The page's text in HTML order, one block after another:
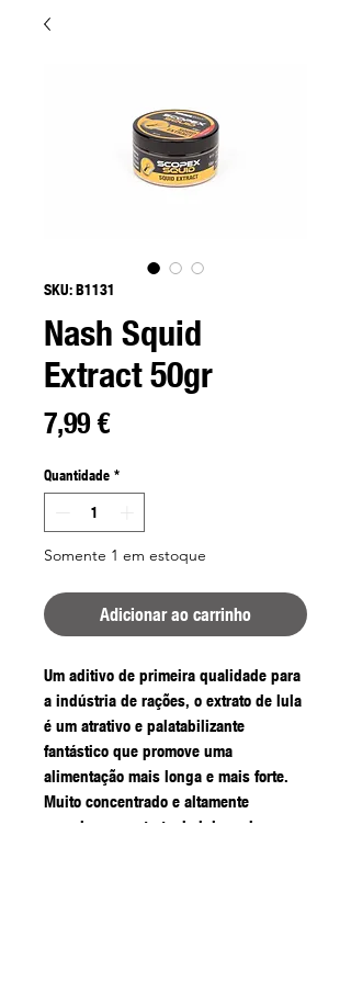
SKU: B1131
Nash Squid
Extract 50gr
7,99 €Preço
Quantidade *
Somente 1 em estoque
Adicionar ao carrinho
Um aditivo de primeira qualidade para
a indústria de rações, o extrato de lula
é um atrativo e palatabilizante
fantástico que promove uma
alimentação mais longa e mais forte.
Muito concentrado e altamente
complexo, o extrato de lula pode ser